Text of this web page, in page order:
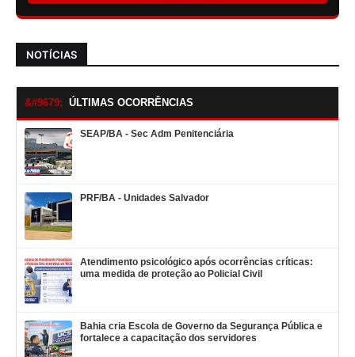
NOTÍCIAS
ÚLTIMAS OCORRÊNCIAS
SEAP/BA - Sec Adm Penitenciária
PRF/BA - Unidades Salvador
Atendimento psicológico após ocorrências críticas:
uma medida de proteção ao Policial Civil
Bahia cria Escola de Governo da Segurança Pública e
fortalece a capacitação dos servidores